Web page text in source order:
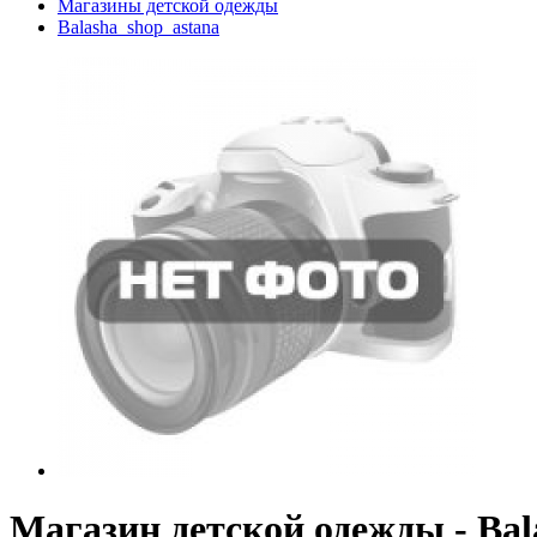
Магазины детской одежды
Balasha_shop_astana